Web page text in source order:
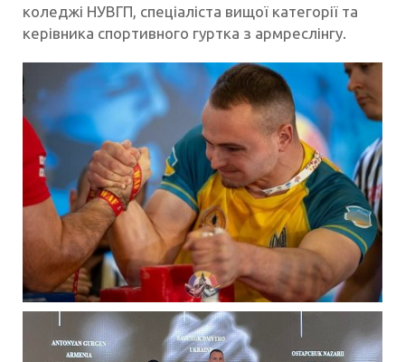
коледжі НУВГП, спеціаліста вищої категорії та
керівника спортивного гуртка з армреслінгу.